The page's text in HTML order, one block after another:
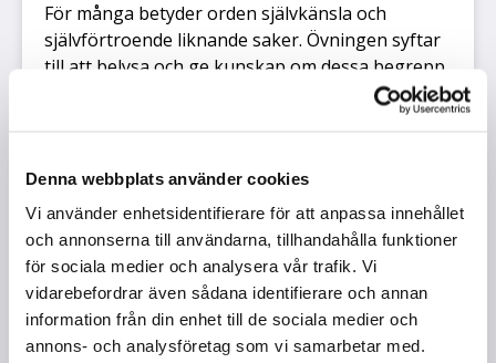
Denna webbplats använder cookies
Vi använder enhetsidentifierare för att anpassa innehållet
och annonserna till användarna, tillhandahålla funktioner
för sociala medier och analysera vår trafik. Vi
vidarebefordrar även sådana identifierare och annan
information från din enhet till de sociala medier och
annons- och analysföretag som vi samarbetar med.
För många betyder orden självkänsla och
självförtroende liknande saker. Övningen syftar
till att belysa och ge kunskap om dessa begrepp.
Lära känna varandra
Övningen syftar till att låta eleverna lära känna
varandra och reflektera över viktiga livsfrågor.
Eleverna ges även möjlighet att utveckla respekt